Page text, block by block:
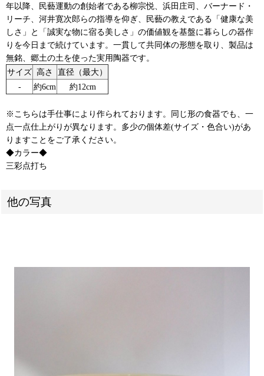
年以降、民藝運動の創始者である柳宗悦、浜田庄司、バーナード・
リーチ、河井寛次郎らの指導を仰ぎ、民藝の教えである「健康な美
しさ」と「誠実な物に宿る美しさ」の価値観を基盤に暮らしの器作
りを今日まで続けています。一貫して共同体の形態を取り、製品は
無銘、郷土の土を使った実用陶器です。
サイズ 高さ
直径（最大）
‐
約6cm 約12cm
※こちらは手仕事により作られております。同じ形の食器でも、一
点一点仕上がりが異なります。多少の個体差(サイズ・色合い)があ
りますことをご了承ください。
◆カラー◆
三彩点打ち
他の写真